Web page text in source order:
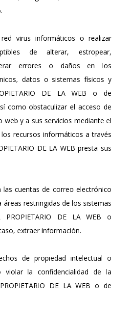
virus informáticos o realizar
de alterar, estropear,
errores o daños en los
datos o sistemas físicos y
DE LA WEB o de
como obstaculizar el acceso de
web y a sus servicios mediante el
recursos informáticos a través
DE LA WEB presta sus
cuentas de correo electrónico
restringidas de los sistemas
DE LA WEB o
extraer información.
de propiedad intelectual o
violar la confidencialidad de la
DE LA WEB o de